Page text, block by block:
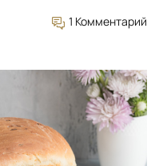
1 Комментарий